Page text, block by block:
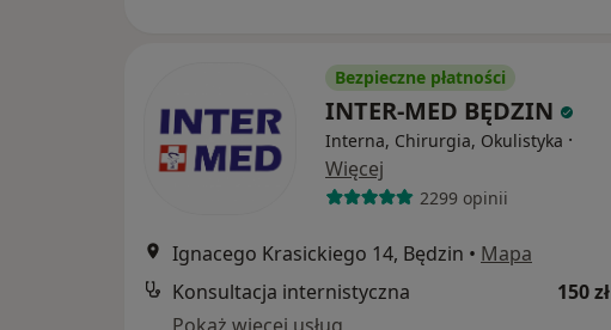
Bezpieczne płatności
INTER-MED BĘDZIN
Interna, Chirurgia, Okulistyka ·
Więcej
2299 opinii
Ignacego Krasickiego 14, Będzin • Mapa
Konsultacja internistyczna
150 zł